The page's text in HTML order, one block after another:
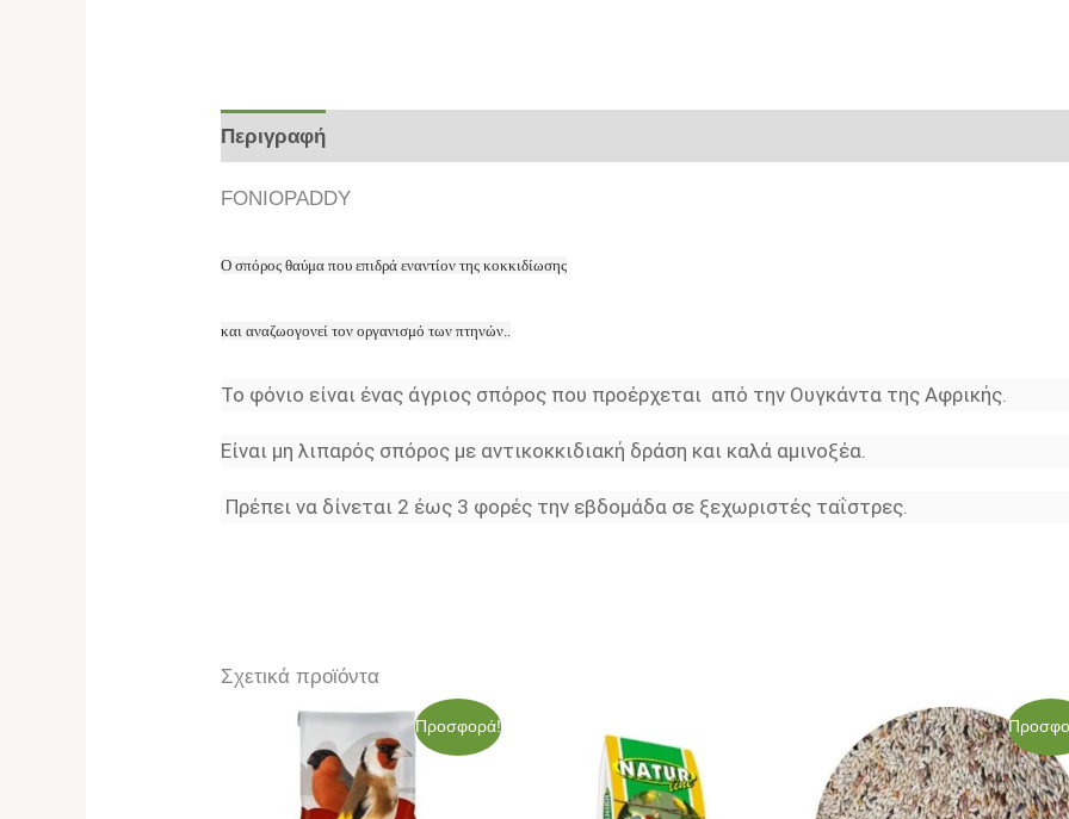
Περιγραφή
FONIOPADDY
O σπόρος θαύμα που επιδρά εναντίον της κοκκιδίωσης
και αναζωογονεί τον οργανισμό των πτηνών..
Το φόνιο είναι ένας άγριος σπόρος που προέρχεται από την Ουγκάντα της Αφρικής.
Είναι μη λιπαρός σπόρος με αντικοκκιδιακή δράση και καλά αμινοξέα.
Πρέπει να δίνεται 2 έως 3 φορές την εβδομάδα σε ξεχωριστές ταΐστρες.
Σχετικά προϊόντα
Προσφορά!
Original
price
was:
62,30€.
Η
τρέχουσα
τιμή
είναι:
56,60€.
Original
price
was:
52,00€.
Η
τιμή
είναι:
44,00€.